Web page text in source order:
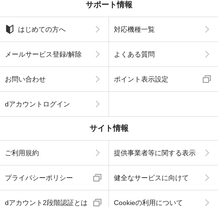
サポート情報
はじめての方へ 対応機種一覧
メールサービス登録/解除 よくある質問
お問い合わせ ポイント表示設定
dアカウントログイン
サイト情報
ご利用規約 提供事業者等に関する表示
プライバシーポリシー 健全なサービスに向けて
dアカウント2段階認証とは Cookieの利用について